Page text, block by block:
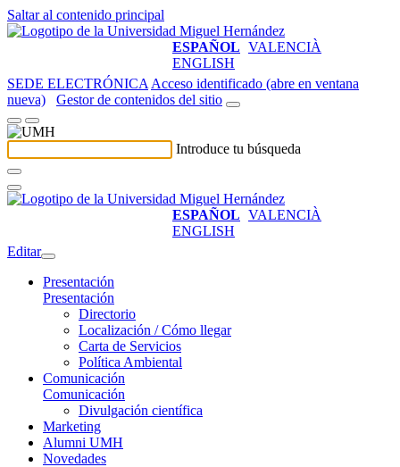
Saltar al contenido principal
ESPAÑOL VALENCIÀ
ENGLISH
SEDE ELECTRÓNICA Acceso identificado (abre en ventana
nueva)
Gestor de contenidos del sitio
Introduce tu búsqueda
ESPAÑOL VALENCIÀ
ENGLISH
Editar
Presentación
Presentación
Directorio
Localización / Cómo llegar
Carta de Servicios
Política Ambiental
Comunicación
Comunicación
Divulgación científica
Marketing
Alumni UMH
Novedades